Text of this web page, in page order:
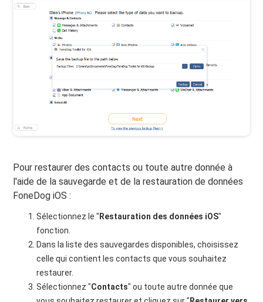
Pour restaurer des contacts ou toute autre donnée à
l'aide de la sauvegarde et de la restauration de données
FoneDog iOS :
Sélectionnez le " Restauration des données iOS"
fonction.
Dans la liste des sauvegardes disponibles, choisissez
celle qui contient les contacts que vous souhaitez
restaurer.
Sélectionnez "Contacts" ou toute autre donnée que